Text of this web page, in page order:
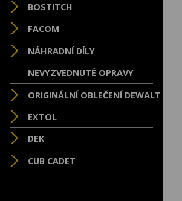
BOSTITCH
FACOM
NÁHRADNÍ DÍLY
NEVYZVEDNUTÉ OPRAVY
ORIGINÁLNÍ OBLEČENÍ DEWALT
EXTOL
DEK
CUB CADET